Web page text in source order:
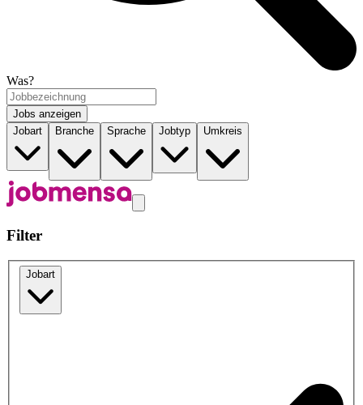
Was?
Jobs anzeigen
Jobart
Branche Sprache Jobtyp Umkreis
Filter
Jobart